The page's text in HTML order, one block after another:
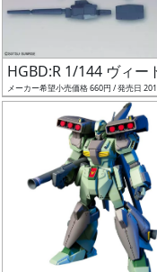
ケ
ル
HGBD:R 1/144 ヴィー
メーカー希望小売価格 660円 / 発売日